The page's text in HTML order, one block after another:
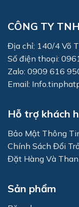
CÔNG TY
Địa chỉ: 140/4 Võ
Số điện thoại:
Zalo: 0909 616
Email:
Hỗ trợ khách
Bảo Mật Thông
Chính Sách Đổi
Đặt Hàng Và
Sản phẩm